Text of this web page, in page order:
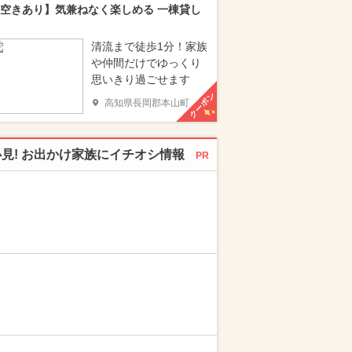
きあり】気兼ねなく楽しめる 一棟貸し
清流まで徒歩1分！家族
や仲間だけでゆっくり
思いきり過ごせます
高知県長岡郡本山町クーポン
! お出かけ家族にイチオシ情報 PR